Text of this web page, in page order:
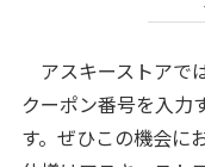
アスキーストアで
クーポン番号を入力
す。ぜひこの機会に